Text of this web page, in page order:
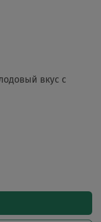
вкус с